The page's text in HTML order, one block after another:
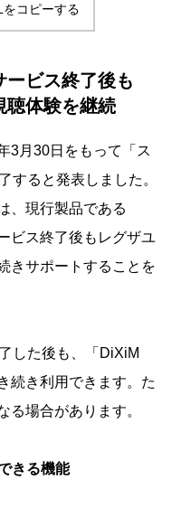
コピーする
ービス終了後も
聴体験を継続
3月30日をもって「ス
すると発表しました。
、現行製品である
ビス終了後もレグザユ
きサポートすることを
した後も、「DiXiM
続き利用できます。た
る場合があります。
きる機能